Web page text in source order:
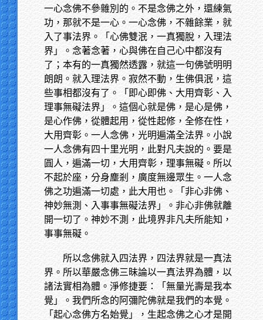
一心念佛不參雜別的。不是念佛之外，還練氣
功，那就不是一心。一心念佛，不雜餘業，就
入了事法界。「心佛雙泯，一真獨脫，入理法
界」。念著念著，心與佛在自己心中都沒有
了；本有的一真獨然透露，就這一句佛號明明
朗朗。就入理法界。寂然不動，生佛俱泯，這
些事相都沒有了。「即心即佛、大用齊彰、入
理事無礙法界」。這個心就是佛，是心是佛，
是心作佛，從體起用，從性起修，全修在性，
大用齊彰。一人念佛，光明遍滿全法界。小說
一人念佛有四十里光明，此對凡夫說的。要是
圓人，遍滿一切，大用齊彰，理事無礙。所以
不起於座，分身塵剎，廣度無邊眾生。一人念
佛之功遍滿一切處，此大用也。「非心非佛、
神妙無測、入事事無礙法界」。非心非佛就離
開一切了。神妙不測，此境界非凡夫所能知，
事事無礙。
所以念佛就入四法界，四法界就是一真法
界。所以華嚴念佛三昧論以一真法界為體，以
諸法實相為體。淨修捷要：「無量光壽是我本
覺」。我們所念的阿彌陀佛就是我們的本覺。
「起心念佛方名始覺」，生起念佛之心才是開